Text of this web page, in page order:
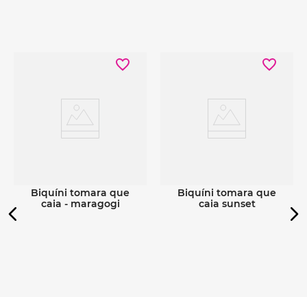
biquíni tomara que
caia - maragogi
biquíni tomara que
caia sunset